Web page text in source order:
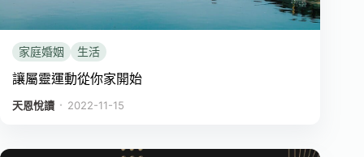
家庭婚姻 生活
讓屬靈運動從你家開始
天恩悅讀 ． 2022-11-15